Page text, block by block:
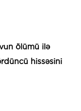
ölümü ilə
hissəsini